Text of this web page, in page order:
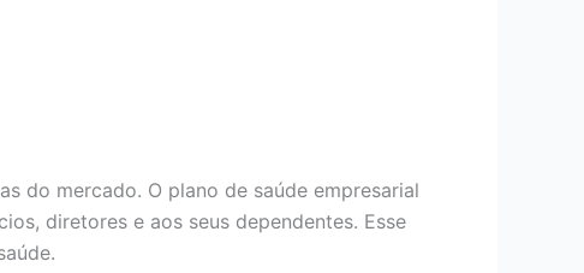
do mercado. O plano de saúde empresarial
diretores e aos seus dependentes. Esse